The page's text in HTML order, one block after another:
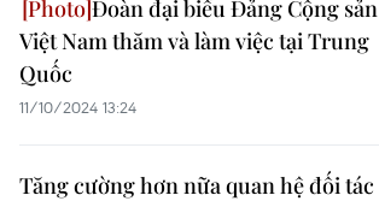
Đoàn đại biểu Đảng Cộng sản
Việt Nam thăm và làm việc tại Trung
Quốc
11/10/2024 13:24
Tăng cường hơn nữa quan hệ đối tác